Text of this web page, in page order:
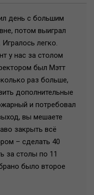
день с большим
потом выиграл
легко.
у нас за столом
был Мэтт
раз больше,
дополнительные
и потребовал
вы мешаете
закрыть всё
– сделать 40
за столы по 11
было второе